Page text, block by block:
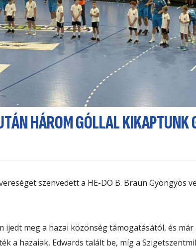
HÁROM GÓLLAL KIKAPTUNK
szenvedett a HE-DO B. Braun Gyöngyös
ijedt meg a hazai közönség támogatásától, és
a hazaiak, Edwards talált be, míg a